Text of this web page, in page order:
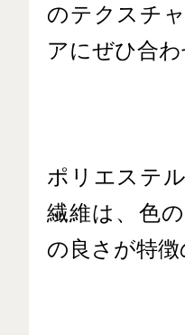
のテクスチ
アにぜひ合
ポリエステ
繊維は、色
の良さが特徴